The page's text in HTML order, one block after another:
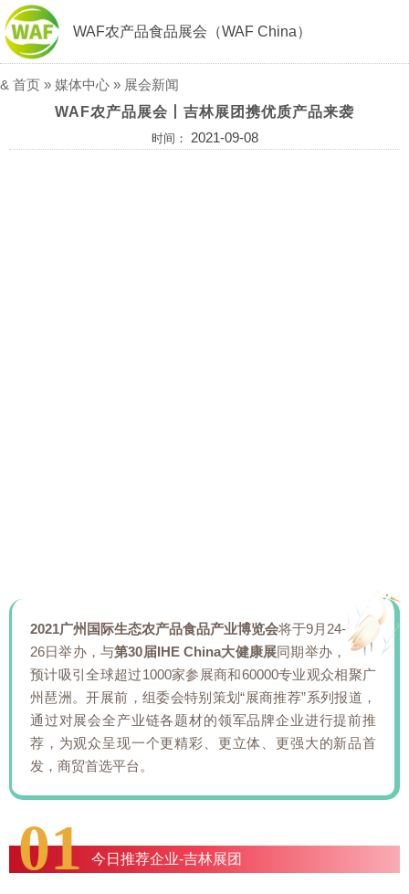
WAF农产品食品展会（WAF China）
& 首页 » 媒体中心 » 展会新闻
WAF农产品展会丨吉林展团携优质产品来袭
时间： 2021-09-08
2021广州国际生态农产品食品产业博览会将于9月24-
26日举办，与第30届IHE China大健康展同期举办，
预计吸引全球超过1000家参展商和60000专业观众相聚广
州琶洲。开展前，组委会特别策划“展商推荐”系列报道，
通过对展会全产业链各题材的领军品牌企业进行提前推
荐，为观众呈现一个更精彩、更立体、更强大的新品首
发，商贸首选平台。
01 今日推荐企业-吉林展团